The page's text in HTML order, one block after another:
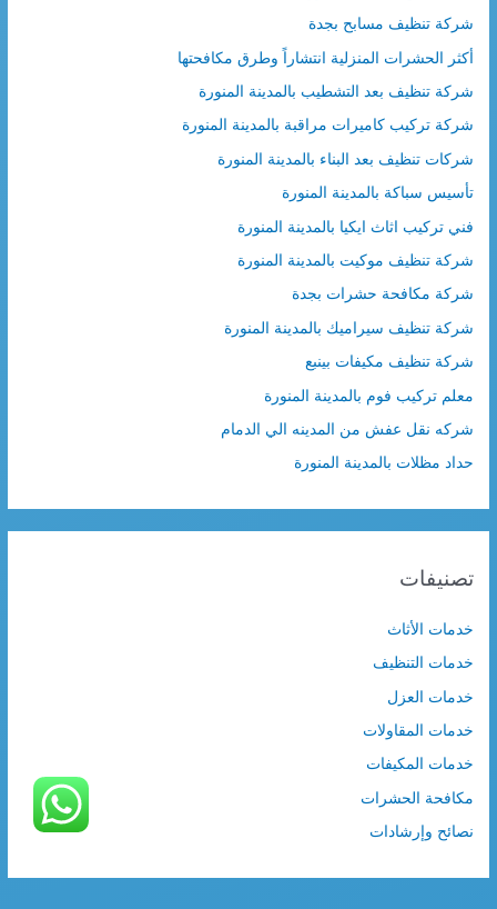
شركة تنظيف مسابح بجدة
أكثر الحشرات المنزلية انتشاراً وطرق مكافحتها
شركة تنظيف بعد التشطيب بالمدينة المنورة
شركة تركيب كاميرات مراقبة بالمدينة المنورة
شركات تنظيف بعد البناء بالمدينة المنورة
تأسيس سباكة بالمدينة المنورة
فني تركيب اثاث ايكيا بالمدينة المنورة
شركة تنظيف موكيت بالمدينة المنورة
شركة مكافحة حشرات بجدة
شركة تنظيف سيراميك بالمدينة المنورة
شركة تنظيف مكيفات بينبع
معلم تركيب فوم بالمدينة المنورة
شركه نقل عفش من المدينه الي الدمام
حداد مظلات بالمدينة المنورة
تصنيفات
خدمات الأثاث
خدمات التنظيف
خدمات العزل
خدمات المقاولات
خدمات المكيفات
مكافحة الحشرات
نصائح وإرشادات